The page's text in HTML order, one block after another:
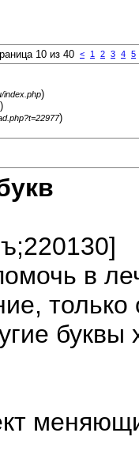
10 из 40 < 1 2 3 4 5
index.php)
)
)
в